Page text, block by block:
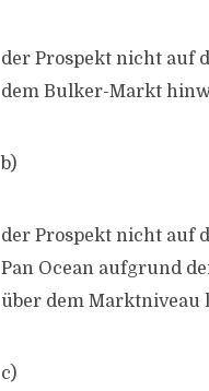
der Prospekt nicht auf
dem Bulker-Markt
b)
der Prospekt nicht auf
Pan Ocean aufgrund
über dem Marktniveau
c)